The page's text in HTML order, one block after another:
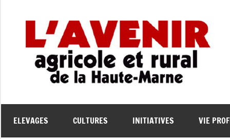
la
ELEVAGES CULTURES INITIATIVES VIE